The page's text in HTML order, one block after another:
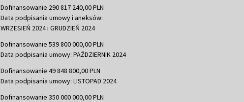
Dofinansowanie 290 817 240,00 PLN
Data podpisania umowy i aneksów:
WRZESIEŃ 2024 i GRUDZIEŃ 2024
Dofinansowanie 539 800 000,00 PLN
Data podpisania umowy: PAŹDZIERNIK 2024
Dofinansowanie 49 848 800,00 PLN
Data podpisania umowy: LISTOPAD 2024
Dofinansowanie 350 000 000,00 PLN